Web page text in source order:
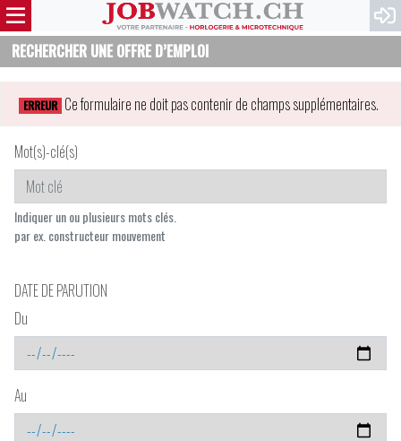
RECHERCHER UNE OFFRE D’EMPLOI
ERREUR Ce formulaire ne doit pas contenir de champs supplémentaires.
Mot(s)-clé(s)
Indiquer un ou plusieurs mots clés.
par ex. constructeur mouvement
DATE DE PARUTION
Du
Au